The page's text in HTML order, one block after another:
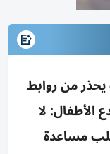
من روابط
الأطفال: لا
مساعدة